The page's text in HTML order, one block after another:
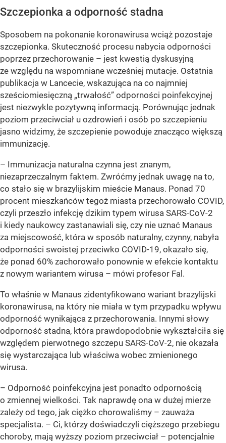
Szczepionka a odporność stadna
Sposobem na pokonanie koronawirusa wciąż pozostaje
szczepionka. Skuteczność procesu nabycia odporności
poprzez przechorowanie – jest kwestią dyskusyjną
ze względu na wspomniane wcześniej mutacje. Ostatnia
publikacja w Lancecie, wskazująca na co najmniej
sześciomiesięczną „trwałość” odporności poinfekcyjnej
jest niezwykle pozytywną informacją. Porównując jednak
poziom przeciwciał u ozdrowień i osób po szczepieniu
jasno widzimy, że szczepienie powoduje znacząco większą
immunizację.
– Immunizacja naturalna czynna jest znanym,
niezaprzeczalnym faktem. Zwróćmy jednak uwagę na to,
co stało się w brazylijskim mieście Manaus. Ponad 70
procent mieszkańców tegoż miasta przechorowało COVID,
czyli przeszło infekcję dzikim typem wirusa SARS-CoV-2
i kiedy naukowcy zastanawiali się, czy nie uznać Manaus
za miejscowość, która w sposób naturalny, czynny, nabyła
odporności swoistej przeciwko COVID-19, okazało się,
że ponad 60% zachorowało ponownie w efekcie kontaktu
z nowym wariantem wirusa – mówi profesor Fal.
To właśnie w Manaus zidentyfikowano wariant brazylijski
koronawirusa, na który nie miała w tym przypadku wpływu
odporność wynikająca z przechorowania. Innymi słowy
odporność stadna, która prawdopodobnie wykształciła się
względem pierwotnego szczepu SARS-CoV-2, nie okazała
się wystarczająca lub właściwa wobec zmienionego
wirusa.
– Odporność poinfekcyjna jest ponadto odpornością
o zmiennej wielkości. Tak naprawdę ona w dużej mierze
zależy od tego, jak ciężko chorowaliśmy – zauważa
specjalista. – Ci, którzy doświadczyli cięższego przebiegu
choroby, mają wyższy poziom przeciwciał – potencjalnie